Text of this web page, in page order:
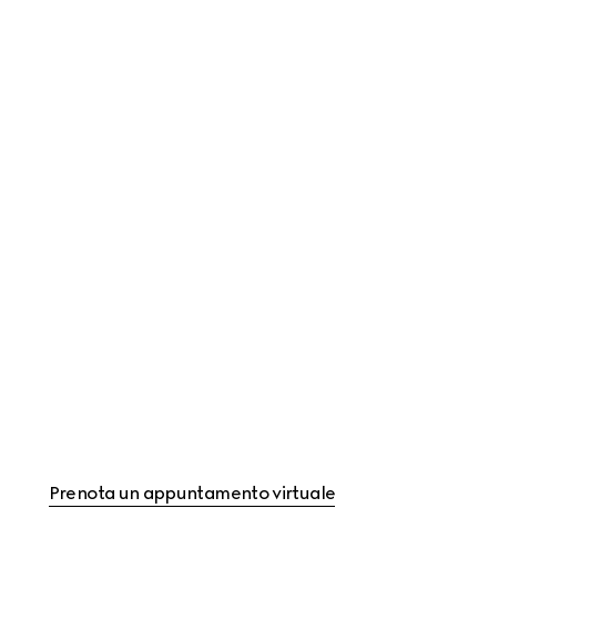
Prenota un appuntamento virtuale